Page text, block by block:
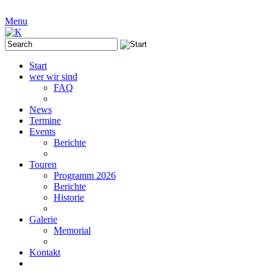
Menu
Start
wer wir sind
FAQ
News
Termine
Events
Berichte
Touren
Programm 2026
Berichte
Historie
Galerie
Memorial
Kontakt